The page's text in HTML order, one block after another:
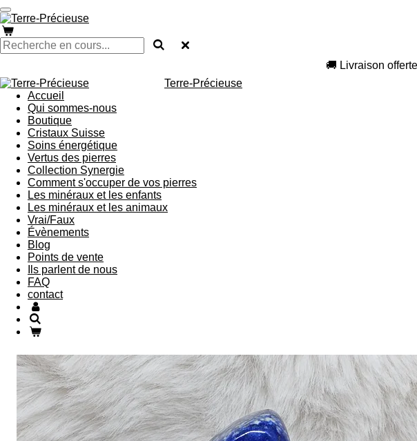
Passer
au
contenu
principal
🚚 Livraison
Terre-Précieuse
Accueil
Qui sommes-nous
Boutique
Cristaux Suisse
Soins énergétique
Vertus des pierres
Collection Synergie
Comment s'occuper de vos pierres
Les minéraux et les enfants
Les minéraux et les animaux
Vrai/Faux
Évènements
Blog
Points de vente
Ils parlent de nous
FAQ
contact